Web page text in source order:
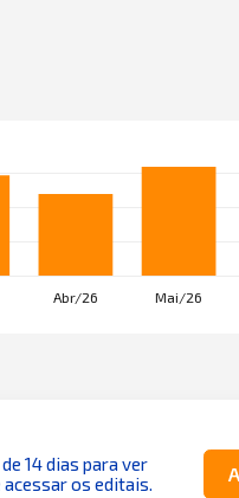
14 dias para ver
os editais.